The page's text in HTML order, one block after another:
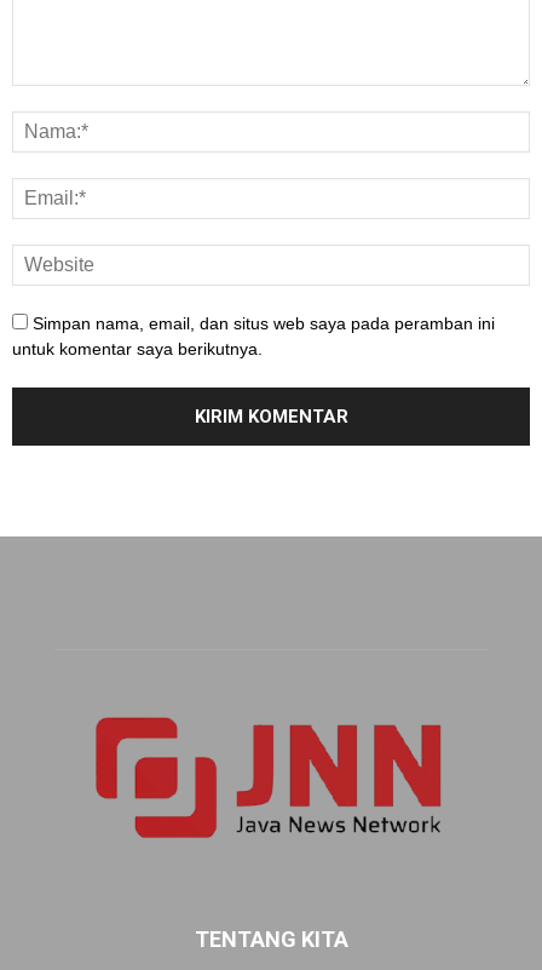
Simpan nama, email, dan situs web saya pada peramban ini
untuk komentar saya berikutnya.
TENTANG KITA